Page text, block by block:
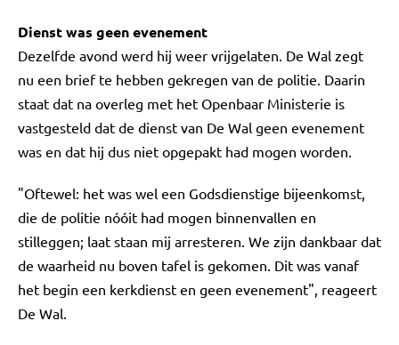
Dienst was geen evenement
Dezelfde avond werd hij weer vrijgelaten. De Wal zegt
nu een brief te hebben gekregen van de politie. Daarin
staat dat na overleg met het Openbaar Ministerie is
vastgesteld dat de dienst van De Wal geen evenement
was en dat hij dus niet opgepakt had mogen worden.
"Oftewel: het was wel een Godsdienstige bijeenkomst,
die de politie nóóit had mogen binnenvallen en
stilleggen; laat staan mij arresteren. We zijn dankbaar dat
de waarheid nu boven tafel is gekomen. Dit was vanaf
het begin een kerkdienst en geen evenement", reageert
De Wal.